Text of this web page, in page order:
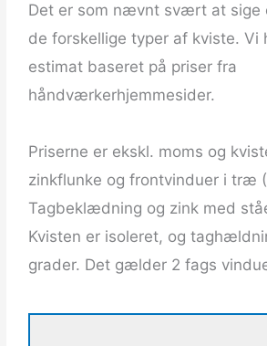
Det er som nævnt svært at sige
de forskellige typer af kviste. Vi
estimat baseret på priser fra
håndværkerhjemmesider.
Priserne er ekskl. moms og
zinkflunke og frontvinduer i træ
Tagbeklædning og zink med
Kvisten er isoleret, og
grader. Det gælder 2 fags